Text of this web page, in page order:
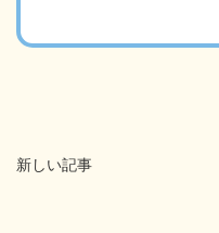
新しい記事